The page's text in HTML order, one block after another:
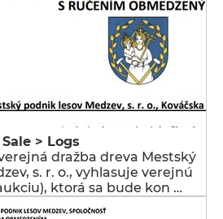
Sale > Logs
dražba dreva Mestský
s. r. o., vyhlasuje verejnú
ktorá sa bude kon …